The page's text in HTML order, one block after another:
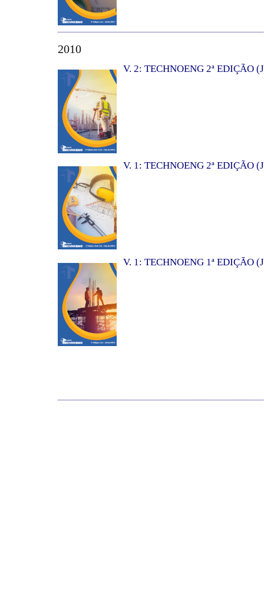
2010
V. 2: TECHNOENG 2ª EDIÇÃO
V. 1: TECHNOENG 2ª EDIÇÃO
V. 1: TECHNOENG 1ª EDIÇÃO